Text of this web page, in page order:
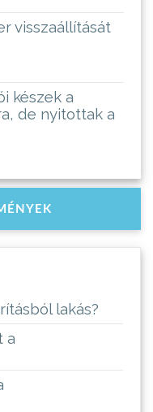
visszaállítását
készek a
de nyitottak a
lakás?
a